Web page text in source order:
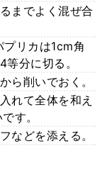
までよく混ぜ合
リカは1cm角
分に切る。
ら削いでおく。
れて全体を和え
す。
などを添える。